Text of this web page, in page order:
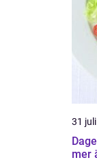
31
mer